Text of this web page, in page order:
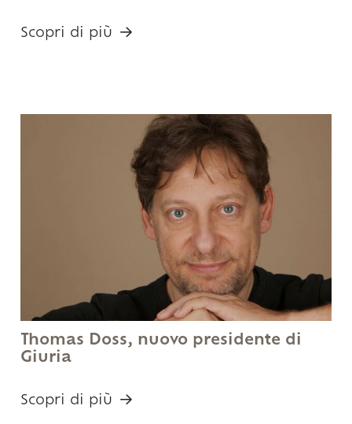
Scopri di più
Thomas Doss, nuovo presidente di
Giuria
Scopri di più